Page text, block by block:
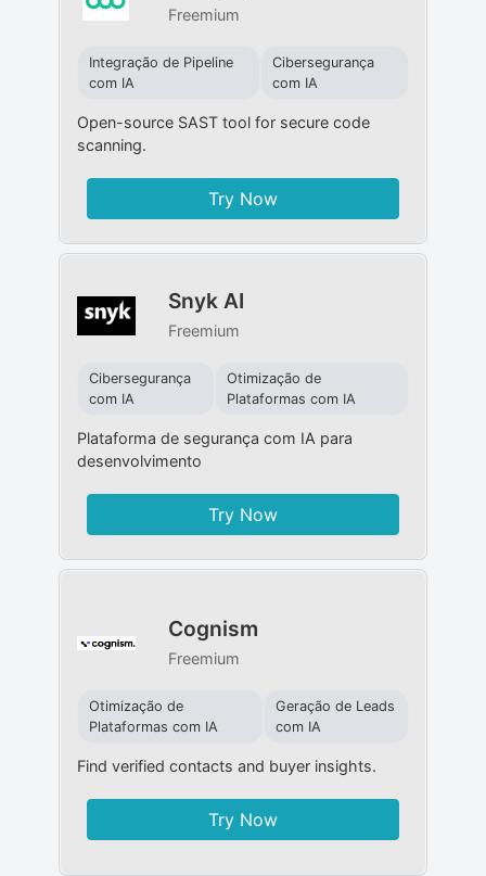
Freemium
Integração de Pipeline
com IA
Cibersegurança
com IA
Open-source SAST tool for secure code
scanning.
Try Now
Snyk AI
Freemium
Cibersegurança
com IA
Otimização de
Plataformas com IA
Plataforma de segurança com IA para
desenvolvimento
Try Now
Cognism
Freemium
Otimização de
Plataformas com IA
Geração de Leads
com IA
Find verified contacts and buyer insights.
Try Now